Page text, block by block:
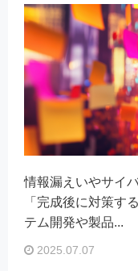
情報漏えいやサイ
「完成後に対策す
テム開発や製品...
2025.07.07